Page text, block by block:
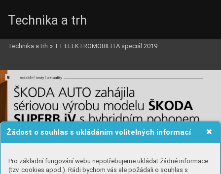
Žádost o souhlas s ukládáním volitelných informací
Pro základní fungování webu nepotřebujeme ukládat žádné informace
(tzv. cookies apod.). Rádi bychom vás ale požádali o souhlas s
Technika a trh
Technika a trh » TT ELEKTROMOBILITA speciál 2019